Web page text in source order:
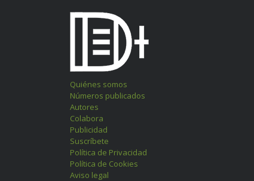
Quiénes somos
Números publicados
Autores
Colabora
Publicidad
Suscríbete
Política de Privacidad
Política de Cookies
Aviso legal